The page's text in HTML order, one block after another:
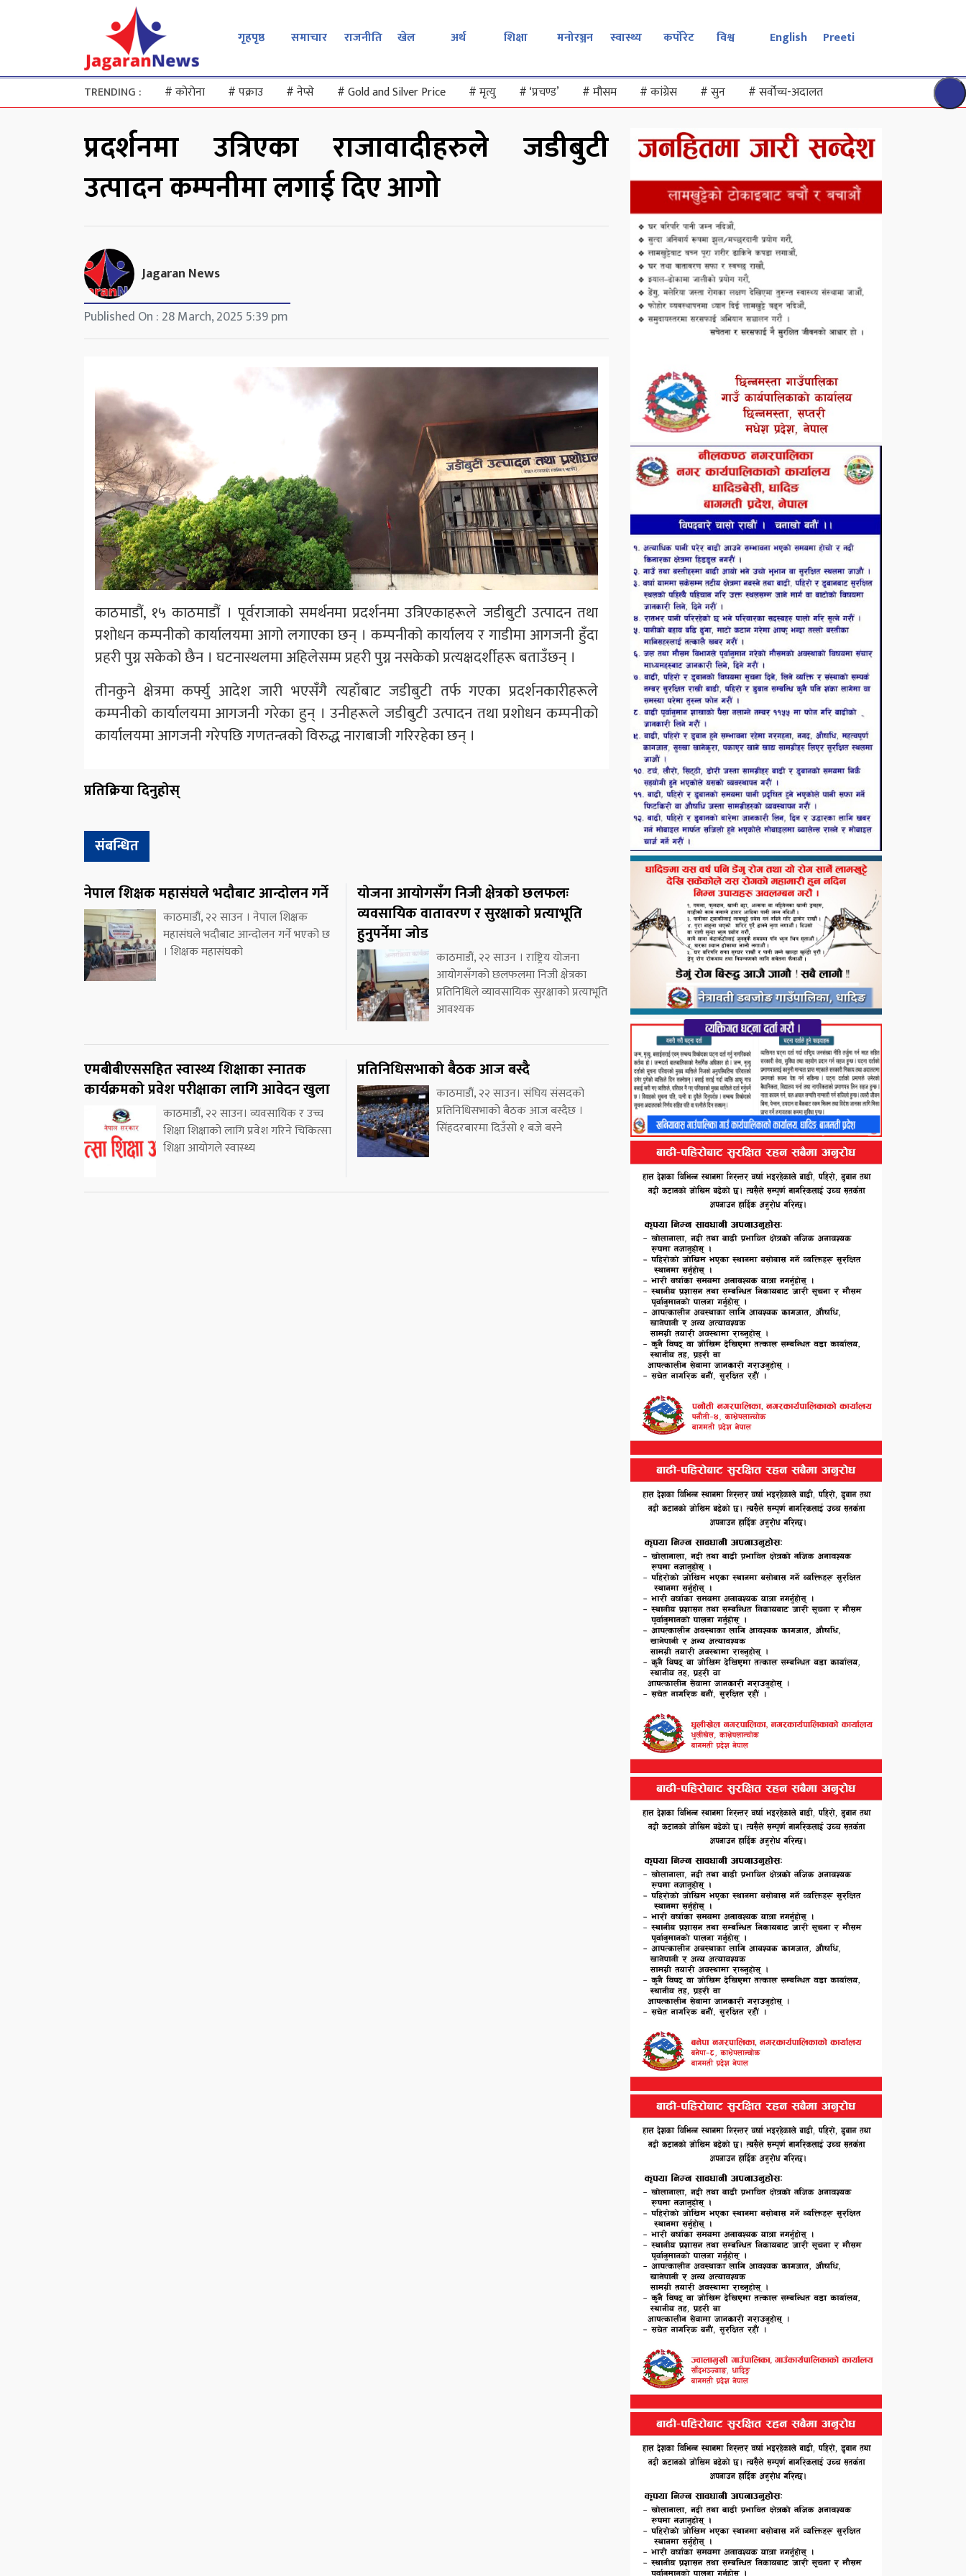
गृहपृष्ठ समाचार राजनीति खेल अर्थ शिक्षा मनोरञ्जन स्वास्थ्य कर्पोरेट विश्व English Preeti
TRENDING : #कोरोना #पक्राउ #नेप्से #Gold and Silver Price #मृत्यु #‘प्रचण्ड’ #मौसम #कांग्रेस #सुन #सर्वोच्च-अदालत
प्रदर्शनमा उत्रिएका राजावादीहरुले जडीबुटी
उत्पादन कम्पनीमा लगाई दिए आगो
Jagaran News
Published On : 28 March, 2025 5:39 pm
काठमाडौं, १५ काठमाडौं । पूर्वराजाको समर्थनमा प्रदर्शनमा उत्रिएकाहरूले जडीबुटी उत्पादन तथा
प्रशोधन कम्पनीको कार्यालयमा आगो लगाएका छन् । कम्पनीको कार्यालय र गाडीमा आगजनी हुँदा
प्रहरी पुग्न सकेको छैन । घटनास्थलमा अहिलेसम्म प्रहरी पुग्न नसकेको प्रत्यक्षदर्शीहरू बताउँछन् ।
तीनकुने क्षेत्रमा कर्फ्यु आदेश जारी भएसँगै त्यहाँबाट जडीबुटी तर्फ गएका प्रदर्शनकारीहरूले
कम्पनीको कार्यालयमा आगजनी गरेका हुन् । उनीहरूले जडीबुटी उत्पादन तथा प्रशोधन कम्पनीको
कार्यालयमा आगजनी गरेपछि गणतन्त्रको विरुद्ध नाराबाजी गरिरहेका छन् ।
प्रतिक्रिया दिनुहोस्
संबन्धित
नेपाल शिक्षक महासंघले भदौबाट आन्दोलन गर्ने
काठमाडौं, २२ साउन । नेपाल शिक्षक
महासंघले भदौबाट आन्दोलन गर्ने भएको छ
। शिक्षक महासंघको
योजना आयोगसँग निजी क्षेत्रको छलफलः
व्यवसायिक वातावरण र सुरक्षाको प्रत्याभूति
हुनुपर्नेमा जोड
काठमाडौं, २२ साउन । राष्ट्रिय योजना
आयोगसँगको छलफलमा निजी क्षेत्रका
प्रतिनिधिले व्यावसायिक सुरक्षाको प्रत्याभूति
आवश्यक
एमबीबीएससहित स्वास्थ्य शिक्षाका स्नातक
कार्यक्रमको प्रवेश परीक्षाका लागि आवेदन खुला
काठमाडौं, २२ साउन। व्यवसायिक र उच्च
शिक्षा शिक्षाको लागि प्रवेश गरिने चिकित्सा
शिक्षा आयोगले स्वास्थ्य
प्रतिनिधिसभाको बैठक आज बस्दै
काठमाडौं, २२ साउन। संघिय संसदको
प्रतिनिधिसभाको बैठक आज बस्दैछ ।
सिंहदरबारमा दिउँसो १ बजे बस्ने